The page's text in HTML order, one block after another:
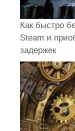
Как быстро
Steam и
задержек